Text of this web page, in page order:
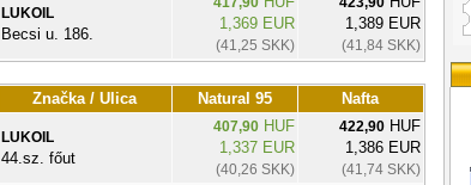
LUKOIL
Becsi u. 186.
1,369 EUR
(41,25 SKK)
1,389 EUR
(41,84 SKK)
Značka / Ulica Natural 95 Nafta
LUKOIL
44.sz. főut
407,90HUF
1,337 EUR
(40,26 SKK)
422,90HUF
1,386 EUR
(41,74 SKK)